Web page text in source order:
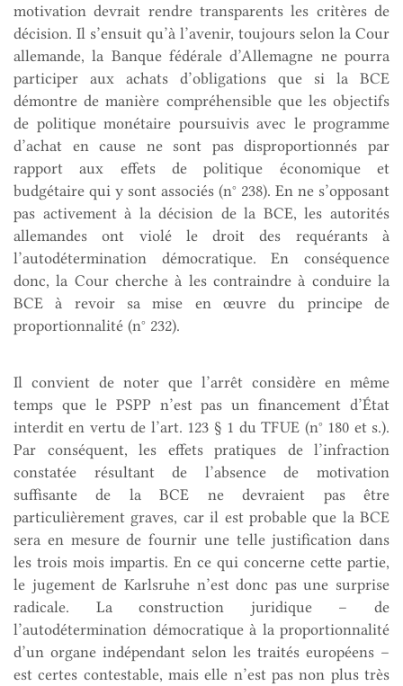
motivation devrait rendre transparents les critères de
décision. Il s’ensuit qu’à l’avenir, toujours selon la Cour
allemande, la Banque fédérale d’Allemagne ne pourra
participer aux achats d’obligations que si la BCE
démontre de manière compréhensible que les objectifs
de politique monétaire poursuivis avec le programme
d’achat en cause ne sont pas disproportionnés par
rapport aux effets de politique économique et
budgétaire qui y sont associés (n° 238). En ne s’opposant
pas activement à la décision de la BCE, les autorités
allemandes ont violé le droit des requérants à
l’autodétermination démocratique. En conséquence
donc, la Cour cherche à les contraindre à conduire la
BCE à revoir sa mise en œuvre du principe de
proportionnalité (n° 232).
Il convient de noter que l’arrêt considère en même
temps que le PSPP n’est pas un financement d’État
interdit en vertu de l’art. 123 § 1 du TFUE (n° 180 et s.).
Par conséquent, les effets pratiques de l’infraction
constatée résultant de l’absence de motivation
suffisante de la BCE ne devraient pas être
particulièrement graves, car il est probable que la BCE
sera en mesure de fournir une telle justification dans
les trois mois impartis. En ce qui concerne cette partie,
le jugement de Karlsruhe n’est donc pas une surprise
radicale. La construction juridique – de
l’autodétermination démocratique à la proportionnalité
d’un organe indépendant selon les traités européens –
est certes contestable, mais elle n’est pas non plus très